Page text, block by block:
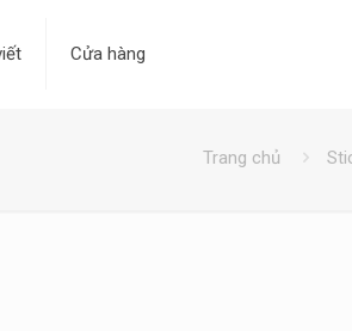
Cửa hàng
Trang chủ